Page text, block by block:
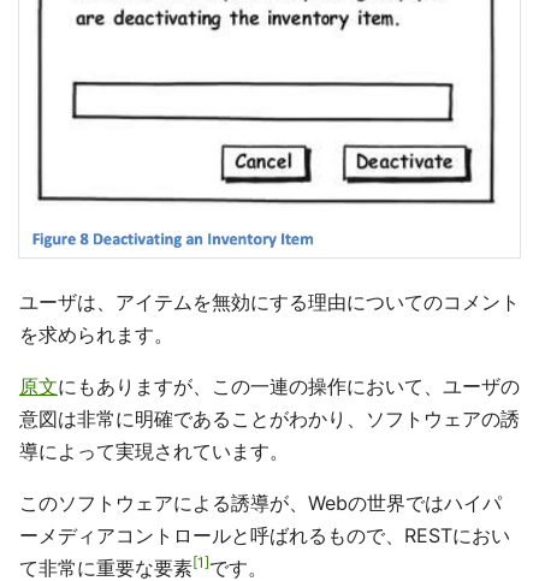
ユーザは、アイテムを無効にする理由についてのコメント
を求められます。
原文にもありますが、この一連の操作において、ユーザの
意図は非常に明確であることがわかり、ソフトウェアの誘
導によって実現されています。
このソフトウェアによる誘導が、Webの世界ではハイパ
ーメディアコントロールと呼ばれるもので、RESTにおい
て非常に重要な要素 1 です。